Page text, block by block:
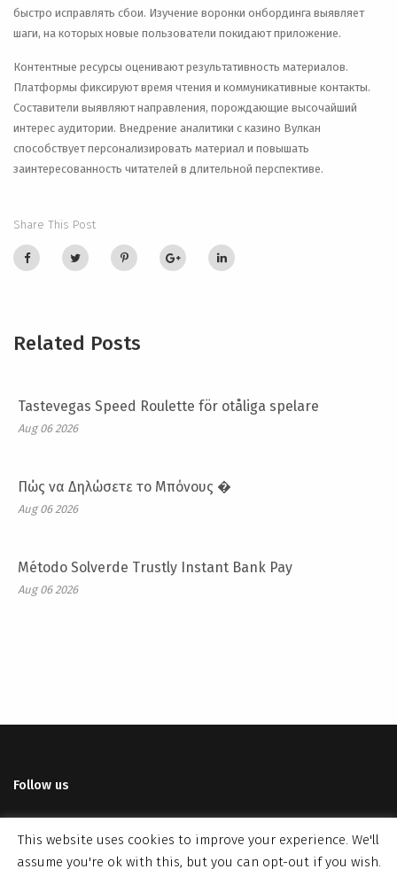
быстро исправлять сбои. Изучение воронки онбординга выявляет
шаги, на которых новые пользователи покидают приложение.
Контентные ресурсы оценивают результативность материалов.
Платформы фиксируют время чтения и коммуникативные контакты.
Составители выявляют направления, порождающие высочайший
интерес аудитории. Внедрение аналитики с казино Вулкан
способствует персонализировать материал и повышать
заинтересованность читателей в длительной перспективе.
Share This Post
Related Posts
Tastevegas Speed Roulette för otåliga spelare
Aug 06 2026
Πώς να Δηλώσετε το Μπόνους �
Aug 06 2026
Método Solverde Trustly Instant Bank Pay
Aug 06 2026
Follow us
This website uses cookies to improve your experience. We'll
assume you're ok with this, but you can opt-out if you wish.